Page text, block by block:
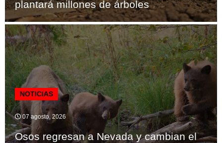
plantará millones de árboles
NOTICIAS
07 agosto, 2026
Osos regresan a Nevada y cambian el